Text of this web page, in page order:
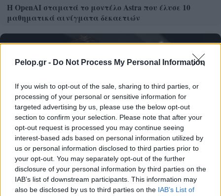
Pelop.gr - Do Not Process My Personal Information
If you wish to opt-out of the sale, sharing to third parties, or
processing of your personal or sensitive information for
targeted advertising by us, please use the below opt-out
section to confirm your selection. Please note that after your
opt-out request is processed you may continue seeing
interest-based ads based on personal information utilized by
us or personal information disclosed to third parties prior to
your opt-out. You may separately opt-out of the further
disclosure of your personal information by third parties on the
IAB’s list of downstream participants. This information may
also be disclosed by us to third parties on the IAB’s List of
Η OpenAI σταματά το μοντέλο Astra που έλυσε 10
μαθηματικά αινίγματα δεκαετιών
Κασσελάκης: Μιλά ανοιχτά για το ενδεχόμενο να
δημιουργήσει οικογένεια με τον Tyler